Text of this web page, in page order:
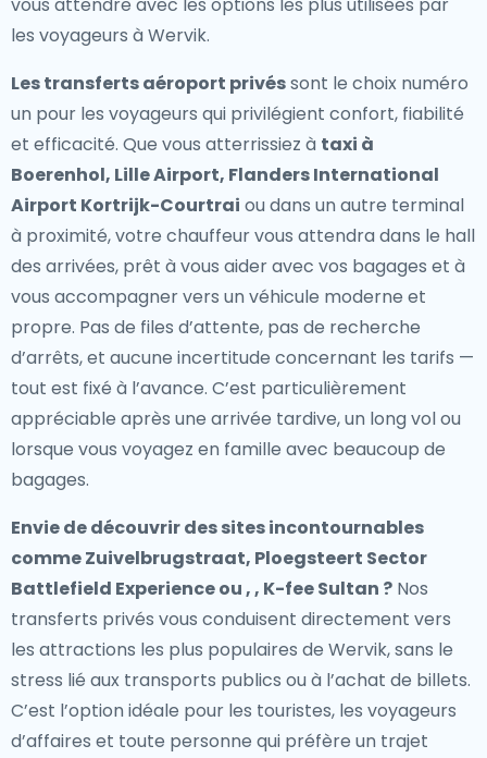
les voyageurs à Wervik.
Les transferts aéroport privéssont le choix numéro
un pour les voyageurs qui privilégient confort, fiabilité
et efficacité. Que vous atterrissiez à taxi à
Boerenhol, Lille Airport, Flanders International
Airport Kortrijk-Courtrai ou dans un autre terminal
à proximité, votre chauffeur vous attendra dans le hall
des arrivées, prêt à vous aider avec vos bagages et à
vous accompagner vers un véhicule moderne et
propre. Pas de files d’attente, pas de recherche
d’arrêts, et aucune incertitude concernant les tarifs —
tout est fixé à l’avance. C’est particulièrement
appréciable après une arrivée tardive, un long vol ou
lorsque vous voyagez en famille avec beaucoup de
bagages.
Envie de découvrir des sites incontournables
comme Zuivelbrugstraat, Ploegsteert Sector
Battlefield Experience ou , , K-fee Sultan ? Nos
transferts privés vous conduisent directement vers
les attractions les plus populaires de Wervik, sans le
stress lié aux transports publics ou à l’achat de billets.
C’est l’option idéale pour les touristes, les voyageurs
d’affaires et toute personne qui préfère un trajet